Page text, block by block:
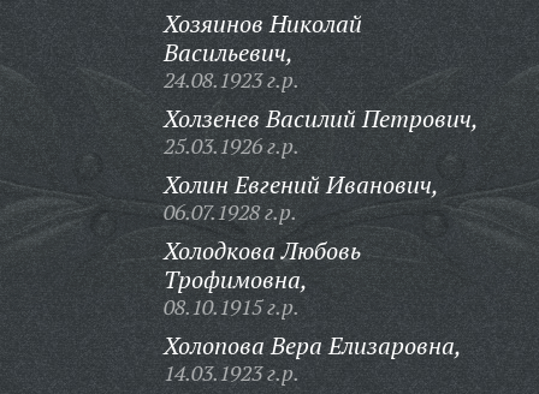
Хозяинов Николай
Васильевич,
24.08.1923 г.р.
Холзенев Василий Петрович,
25.03.1926 г.р.
Холин Евгений Иванович,
06.07.1928 г.р.
Холодкова Любовь
Трофимовна,
08.10.1915 г.р.
Холопова Вера Елизаровна,
14.03.1923 г.р.